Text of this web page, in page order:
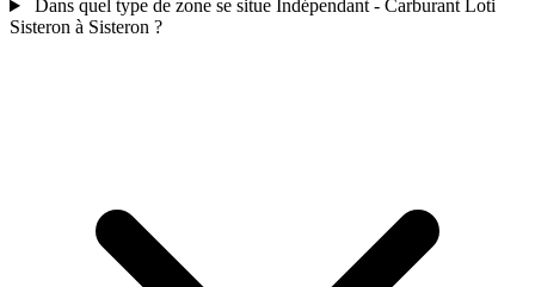
Dans quel type de zone se situe Indépendant - Carburant Loti
Sisteron à Sisteron ?